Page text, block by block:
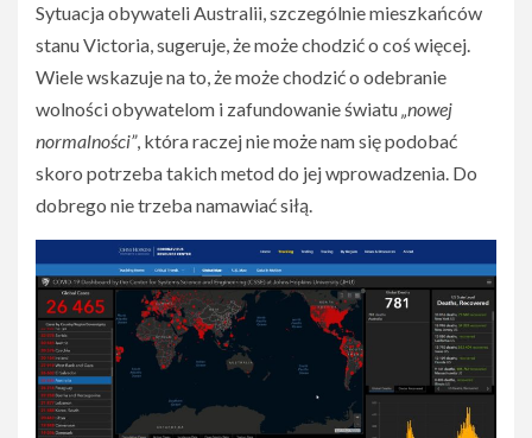
Sytuacja obywateli Australii, szczególnie mieszkańców
stanu Victoria, sugeruje, że może chodzić o coś więcej.
Wiele wskazuje na to, że może chodzić o odebranie
wolności obywatelom i zafundowanie światu„nowej
normalności”, która raczej nie może nam się podobać
skoro potrzeba takich metod do jej wprowadzenia. Do
dobrego nie trzeba namawiać siłą.